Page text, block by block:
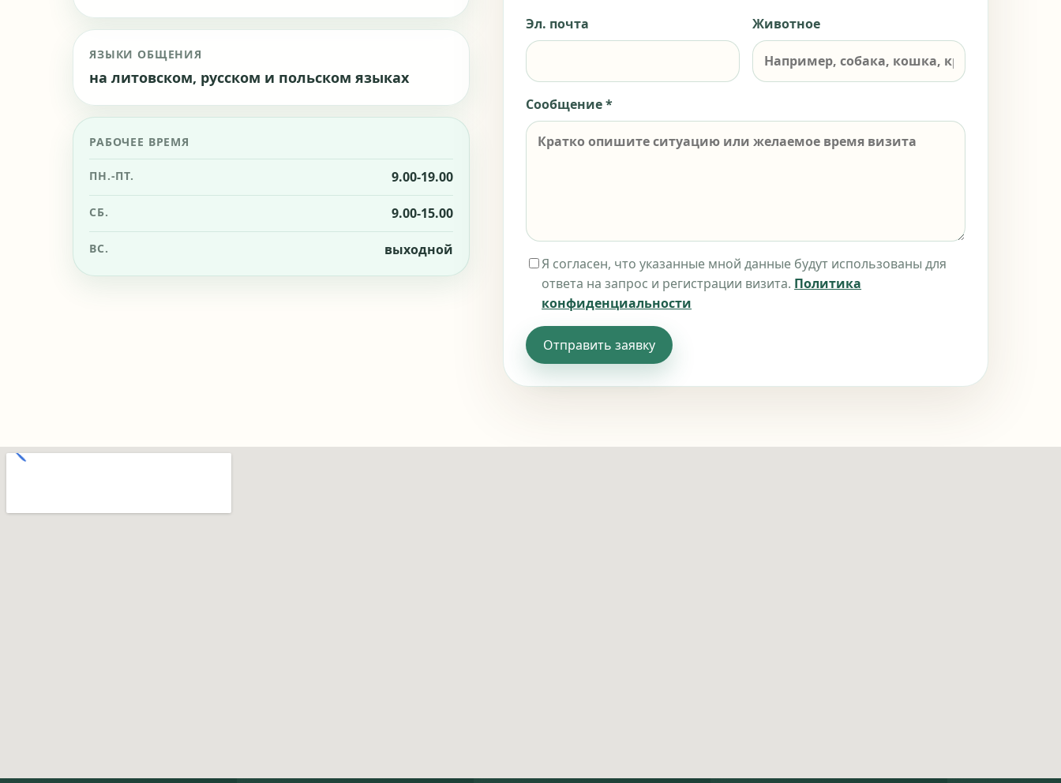
ЯЗЫКИ ОБЩЕНИЯ
на литовском, русском и польском языках
РАБОЧЕЕ ВРЕМЯ
ПН.-ПТ. 9.00-19.00
СБ. 9.00-15.00
ВС. выходной
Эл. почта Животное
Сообщение *
Я согласен, что указанные мной данные будут использованы для
ответа на запрос и регистрации визита. Политика
конфиденциальности
Отправить заявку